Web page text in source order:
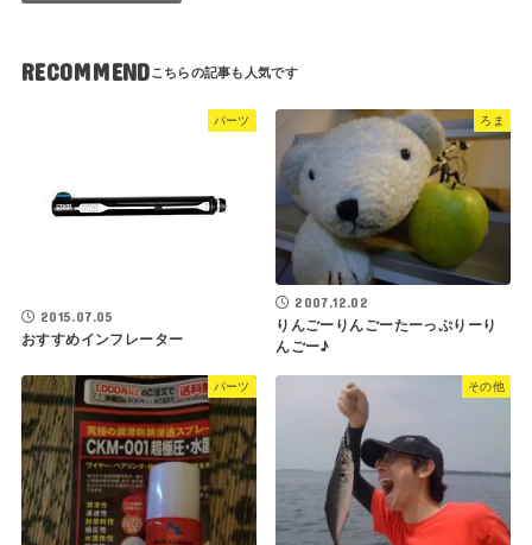
RECOMMEND
パーツ
2015.07.05
おすすめインフレーター
ろま
2007.12.02
りんごーりんごーたーっぷりーり
んごー♪
パーツ その他